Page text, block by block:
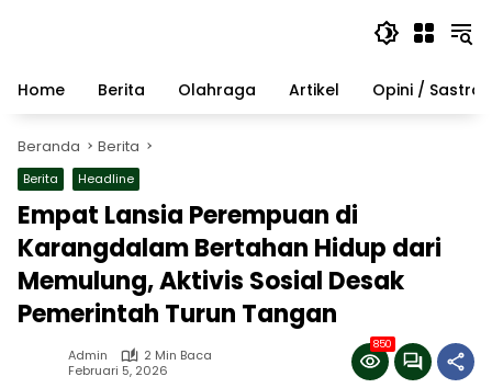
Home
Berita Olahraga Artikel Opini / Sastra
Beranda Berita
Berita Headline
Empat Lansia Perempuan di
Karangdalam Bertahan Hidup dari
Memulung, Aktivis Sosial Desak
Pemerintah Turun Tangan
Admin
2 Min Baca
Februari 5, 2026
850